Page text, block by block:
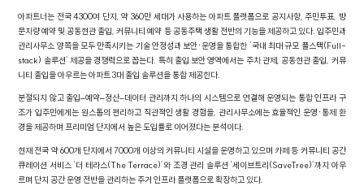
아파트너는 전국 4300여 단지, 약 360만 세대가 사용하는 아파트 플랫폼으로 공지사항, 주민투표, 방
문차량 예약 및 공동현관 출입, 커뮤니티 예약 등 공동주택 생활 전반의 기능을 제공하고 있다. 입주민과
관리사무소 양쪽을 모두 만족시키는 기술 안정성과 보안·운영을 통합한 ‘국내 최대 규모 풀스택(Full-
stack) 솔루션’ 제공을 경쟁력으로 꼽는다. 특히 출입 보안 영역에서는 주차 관제, 공동현관 출입, 커뮤
니티 출입을 아우르는 아파트 3대 출입 솔루션을 통합 제공한다.
분절되지 않고 출입–예약–정산–데이터 관리까지 하나의 시스템으로 연결해 운영되는 통합 인프라 구
조가 입주민에게는 원스톱의 편리하고 직관적인 생활 경험을, 관리사무소에는 효율적인 운영·통제 환
경을 제공하며 프리미엄 단지에서 높은 도입률로 이어졌다는 분석이다.
현재 전국 약 600개 단지에서 7000개 이상의 커뮤니티 시설을 운영하고 있으며 카페 등 커뮤니티 공간
큐레이션 서비스 ‘더 테라스(The Terrace)’와 조경 관리 솔루션 ‘세이브트리(SaveTree)’까지 아우
르며 단지 공간 운영 전반을 관리하는 주거 인프라 플랫폼으로 확장하고 있다.